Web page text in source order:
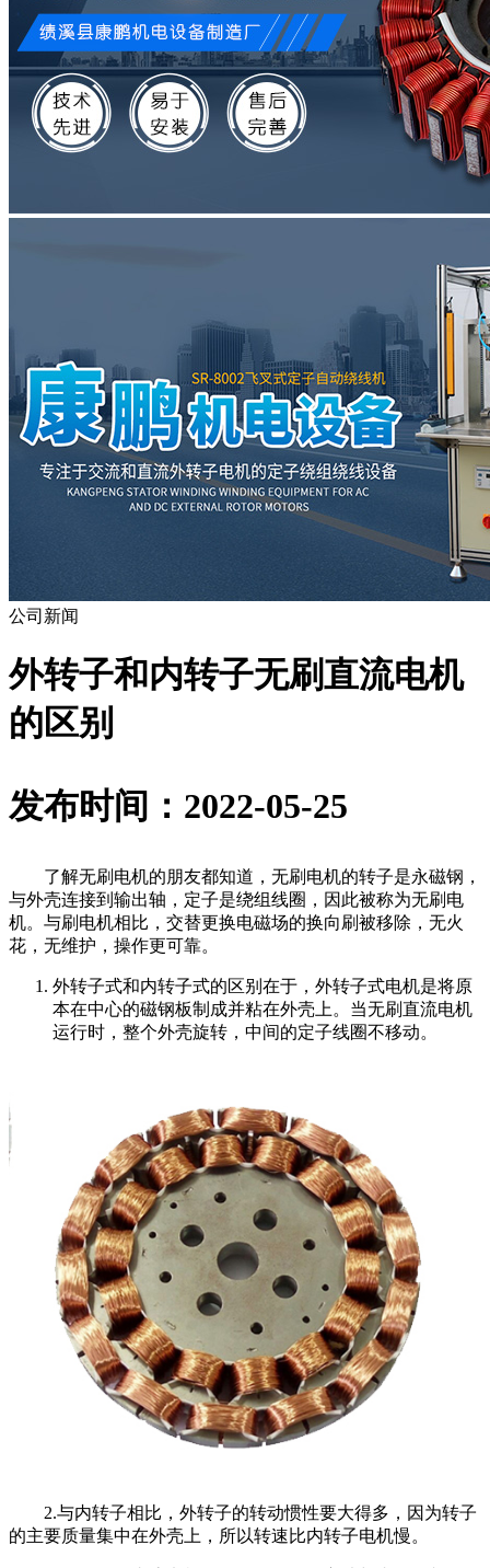
公司新闻
外转子和内转子无刷直流电机
的区别
发布时间：2022-05-25
了解无刷电机的朋友都知道，无刷电机的转子是永磁钢，
与外壳连接到输出轴，定子是绕组线圈，因此被称为无刷电
机。与刷电机相比，交替更换电磁场的换向刷被移除，无火
花，无维护，操作更可靠。
外转子式和内转子式的区别在于，外转子式电机是将原
本在中心的磁钢板制成并粘在外壳上。当无刷直流电机
运行时，整个外壳旋转，中间的定子线圈不移动。
2.与内转子相比，外转子的转动惯性要大得多，因为转子
的主要质量集中在外壳上，所以转速比内转子电机慢。